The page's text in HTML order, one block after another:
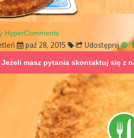
HyperComments
paź 28, 2015 Udostępnij
Jeżeli masz pytania skontaktuj się z